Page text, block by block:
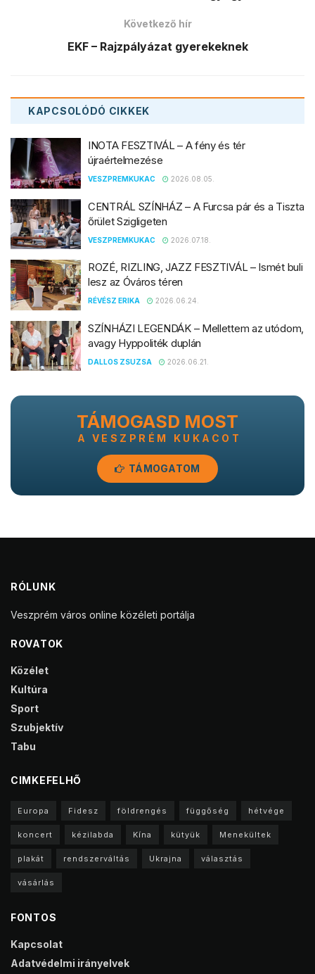
Következő hír
EKF – Rajzpályázat gyerekeknek
KAPCSOLÓDÓ CIKKEK
INOTA FESZTIVÁL – A fény és tér
újraértelmezése
VESZPREMKUKAC 2026.08.05.
CENTRÁL SZÍNHÁZ – A Furcsa pár és a Tiszta
őrület Szigligeten
VESZPREMKUKAC 2026.07.18.
ROZÉ, RIZLING, JAZZ FESZTIVÁL – Ismét buli
lesz az Óváros téren
RÉVÉSZ ERIKA 2026.06.24.
SZÍNHÁZI LEGENDÁK – Mellettem az utódom,
avagy Hyppoliték duplán
DALLOS ZSUZSA 2026.06.21.
TÁMOGASD MOST
A VESZPRÉM KUKACOT
TÁMOGATOM
RÓLUNK
Veszprém város online közéleti portálja
ROVATOK
Közélet
Kultúra
Sport
Szubjektív
Tabu
CIMKEFELHŐ
Europa Fidesz földrengés függőség hétvége
koncert kézilabda Kína kütyük Menekültek
plakát rendszerváltás Ukrajna választás
vásárlás
FONTOS
Kapcsolat
Adatvédelmi irányelvek